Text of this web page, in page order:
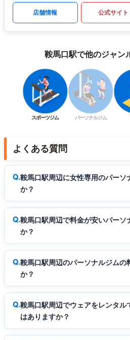
店舗情報 公式サイト
鞍馬口駅で他のジャン
スポーツジム パーソナルジム
よくある質問
鞍馬口駅周辺に女性専用のパーソ
か？
鞍馬口駅周辺で料金が安いパーソ
か？
鞍馬口駅周辺のパーソナルジムの
か？
鞍馬口駅周辺でウェアをレンタル
はありますか？